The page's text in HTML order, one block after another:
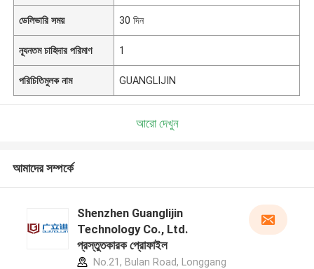
ডেলিভারি সময় 30 দিন
ন্যূনতম চাহিদার পরিমাণ 1
পরিচিতিমুলক নাম GUANGLIJIN
আরো দেখুন
আমাদের সম্পর্কে
Shenzhen Guanglijin
Technology Co., Ltd.
প্রস্তুতকারক প্রোফাইল
No.21, Bulan Road, Longgang